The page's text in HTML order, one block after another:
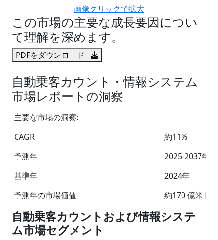
画像クリックで拡大
この市場の主要な成長要因につい
て理解を深めます。
PDFをダウンロード
自動乗客カウント・情報システム
市場レポートの洞察
主要な市場の洞察:
CAGR
約11%
予測年
2025-2037年
基準年
2024年
予測年の市場価値
約170 億米ド
自動乗客カウントおよび情報システ
ム市場セグメント